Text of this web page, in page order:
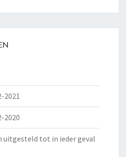
2021
2020
tot in ieder geval